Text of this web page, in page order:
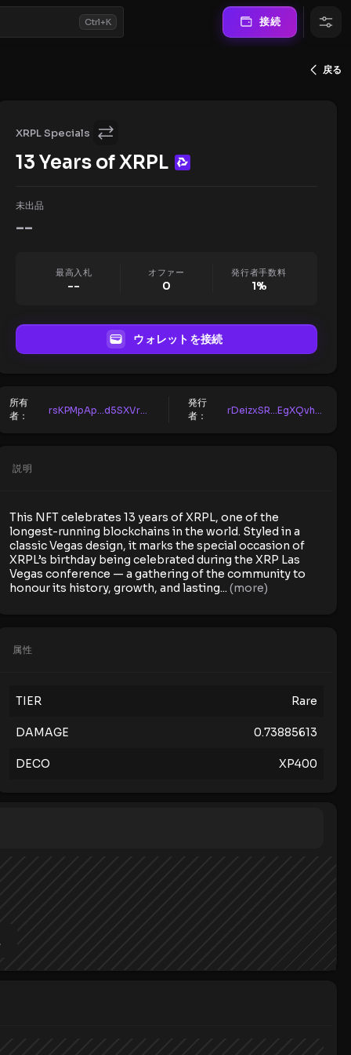
Ctrl+K 接続
戻る
XRPL Specials
13 Years of XRPL
未出品
--
最高入札
--
オファー
0
発行者手数料
1%
ウォレットを接続
所有
者：
rsKPMpAp...d5SXVrcw
発行
者：
説明
This NFT celebrates 13 years of XRPL, one of the
longest-running blockchains in the world. Styled in a
classic Vegas design, it marks the special occasion of
XRPL’s birthday being celebrated during the XRP Las
Vegas conference — a gathering of the community to
honour its history, growth, and lasting... (more)
属性
TIER Rare
DAMAGE 0.73885613
DECO XP400